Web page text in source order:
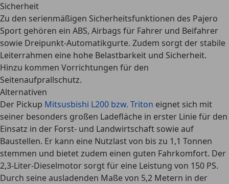
Sicherheit
Zu den serienmäßigen Sicherheitsfunktionen des Pajero
Sport gehören ein ABS, Airbags für Fahrer und Beifahrer
sowie Dreipunkt-Automatikgurte. Zudem sorgt der stabile
Leiterrahmen eine hohe Belastbarkeit und Sicherheit.
Hinzu kommen Vorrichtungen für den
Seitenaufprallschutz.
Alternativen
Der Pickup Mitsusbishi L200 bzw. Triton eignet sich mit
seiner besonders großen Ladefläche in erster Linie für den
Einsatz in der Forst- und Landwirtschaft sowie auf
Baustellen. Er kann eine Nutzlast von bis zu 1,1 Tonnen
stemmen und bietet zudem einen guten Fahrkomfort. Der
2,3-Liter-Dieselmotor sorgt für eine Leistung von 150 PS.
Durch seine ausladenden Maße von 5,2 Metern in der